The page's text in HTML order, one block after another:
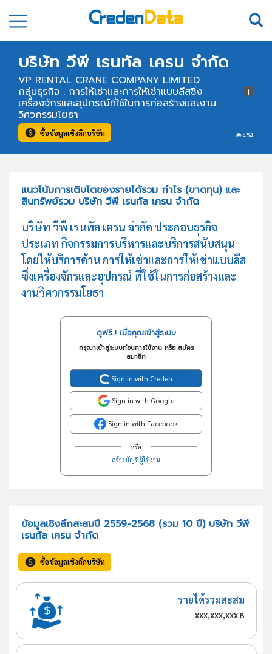
บริษัท วีพี เรนทัล เครน จำกัด
VP RENTAL CRANE COMPANY LIMITED
454
กลุ่มธุรกิจ : การให้เช่าและการให้เช่าแบบลีสซิ่ง
เครื่องจักรและอุปกรณ์ที่ใช้ในการก่อสร้างและงาน
วิศวกรรมโยธา
ซื้อข้อมูลเชิงลึกบริษัท
แนวโน้มการเติบโตของรายได้รวม กำไร (ขาดทุน) และ
สินทรัพย์รวม บริษัท วีพี เรนทัล เครน จำกัด
บริษัท วีพี เรนทัล เครน จำกัด ประกอบธุรกิจ
ประเภท กิจกรรมการบริหารและบริการสนับสนุน
โดยให้บริการด้าน การให้เช่าและการให้เช่าแบบลีส
ซิ่งเครื่องจักรและอุปกรณ์ ที่ใช้ในการก่อสร้างและ
งานวิศวกรรมโยธา
ดูฟรี..! เมื่อคุณเข้าสู่ระบบ
กรุณาเข้าสู่ระบบก่อนการใช้งาน หรือ สมัคร
สมาชิก
Sign in with Creden
Sign in with Google
Sign in with Facebook
หรือ
สร้างบัญชีผู้ใช้งาน
ข้อมูลเชิงลึกสะสมปี 2559-2568 (รวม 10 ปี) บริษัท วีพี
เรนทัล เครน จำกัด
ซื้อข้อมูลเชิงลึกบริษัท
รายได้รวมสะสม
xxx,xxx,xxx฿